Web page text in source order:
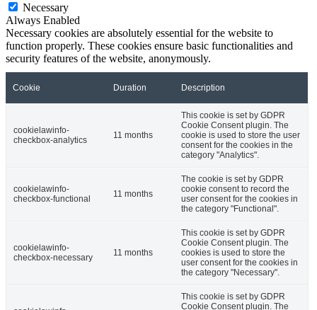
Necessary
Always Enabled
Necessary cookies are absolutely essential for the website to
function properly. These cookies ensure basic functionalities and
security features of the website, anonymously.
Cookie Duration Description
cookielawinfo-
checkbox-analytics
11 months
This cookie is set by GDPR
Cookie Consent plugin. The
cookie is used to store the user
consent for the cookies in the
category "Analytics".
cookielawinfo-
checkbox-functional
11 months
The cookie is set by GDPR
cookie consent to record the
user consent for the cookies in
the category "Functional".
cookielawinfo-
checkbox-necessary
11 months
This cookie is set by GDPR
Cookie Consent plugin. The
cookies is used to store the
user consent for the cookies in
the category "Necessary".
This cookie is set by GDPR
Cookie Consent plugin. The